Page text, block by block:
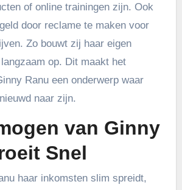
of online trainingen zijn. Ook
door reclame te maken voor
Zo bouwt zij haar eigen
op. Dit maakt het
Ranu een onderwerp waar
naar zijn.
van Ginny
Snel
haar inkomsten slim spreidt,